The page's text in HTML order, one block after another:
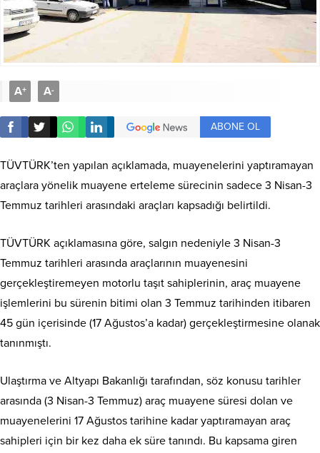
A+ A-
ABONE OL
TÜVTÜRK’ten yapılan açıklamada, muayenelerini yaptıramayan
araçlara yönelik muayene erteleme sürecinin sadece 3 Nisan-3
Temmuz tarihleri arasındaki araçları kapsadığı belirtildi.
TÜVTÜRK açıklamasına göre, salgın nedeniyle 3 Nisan-3
Temmuz tarihleri arasında araçlarının muayenesini
gerçekleştiremeyen motorlu taşıt sahiplerinin, araç muayene
işlemlerini bu sürenin bitimi olan 3 Temmuz tarihinden itibaren
45 gün içerisinde (17 Ağustos’a kadar) gerçekleştirmesine olanak
tanınmıştı.
Ulaştırma ve Altyapı Bakanlığı tarafından, söz konusu tarihler
arasında (3 Nisan-3 Temmuz) araç muayene süresi dolan ve
muayenelerini 17 Ağustos tarihine kadar yaptıramayan araç
sahipleri için bir kez daha ek süre tanındı. Bu kapsama giren